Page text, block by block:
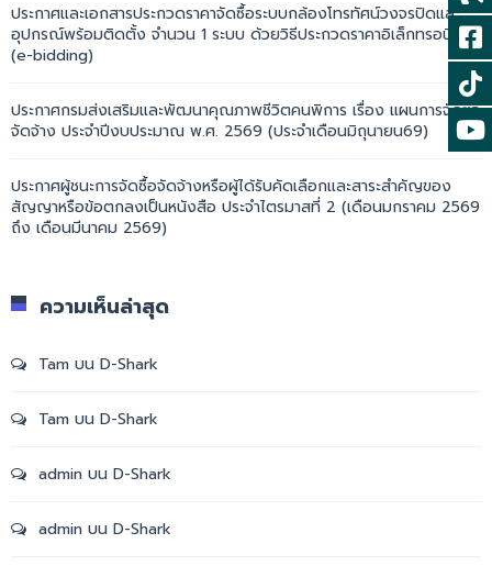
ประกาศและเอกสารประกวดราคาจัดซื้อระบบกล้องโทรทัศน์วงจรปิดและ
อุปกรณ์พร้อมติดตั้ง จำนวน 1 ระบบ ด้วยวิธีประกวดราคาอิเล็กทรอนิกส์
(e-bidding)
ประกาศกรมส่งเสริมและพัฒนาคุณภาพชีวิตคนพิการ เรื่อง แผนการจัดซื้อ
จัดจ้าง ประจำปีงบประมาณ พ.ศ. 2569 (ประจำเดือนมิถุนายน69)
ประกาศผู้ชนะการจัดซื้อจัดจ้างหรือผู้ได้รับคัดเลือกและสาระสำคัญของ
สัญญาหรือข้อตกลงเป็นหนังสือ ประจำไตรมาสที่ 2 (เดือนมกราคม 2569
ถึง เดือนมีนาคม 2569)
ความเห็นล่าสุด
Tam บน D-Shark
Tam บน D-Shark
admin บน D-Shark
admin บน D-Shark